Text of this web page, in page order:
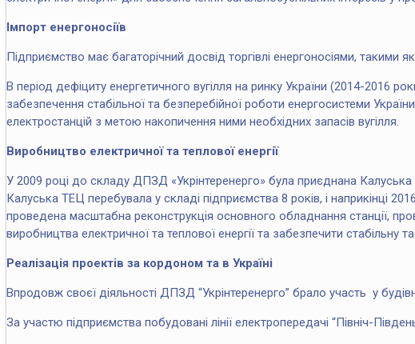
Імпорт енергоносіїв
Підприємство має багаторічний досвід торгівлі енергоносіями, такими
В період дефіциту енергетичного вугілля на ринку України (2014-2016
забезпечення стабільної та безперебійної роботи енергосистеми
електростанцій з метою накопичення ними необхідних запасів вугілля.
Виробництво електричної та теплової енергії
У 2009 році до складу ДПЗД «Укрінтеренерго» була приєднана Калуська
Калуська ТЕЦ перебувала у складі підприємства 8 років, і наприкінці
проведена масштабна реконструкція основного обладнання станції,
виробництва електричної та теплової енергії та забезпечити стабільну
Реалізація проектів за кордоном та в Україні
Впродовж своєї діяльності ДПЗД “Укрінтеренерго” брало участь у
За участю підприємства побудовані лінії електропередачі “Північ-